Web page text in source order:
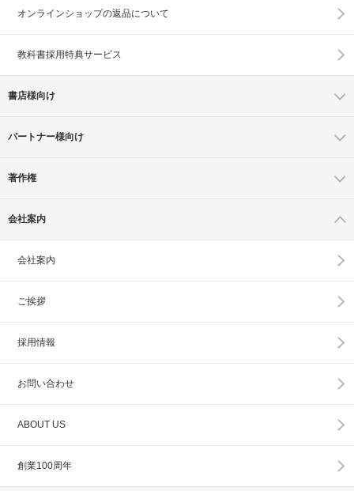
オンラインショップの返品について
教科書採用特典サービス
書店様向け
パートナー様向け
著作権
会社案内
会社案内
ご挨拶
採用情報
お問い合わせ
ABOUT US
創業100周年